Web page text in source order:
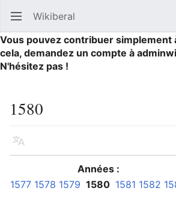
Ouvrir le menu principal Wikiberal
Vous pouvez contribuer simplement
cela, demandez un compte à
N'hésitez pas !
1580
Langue
Années :
1577 1578 1579 1580 1581 1582